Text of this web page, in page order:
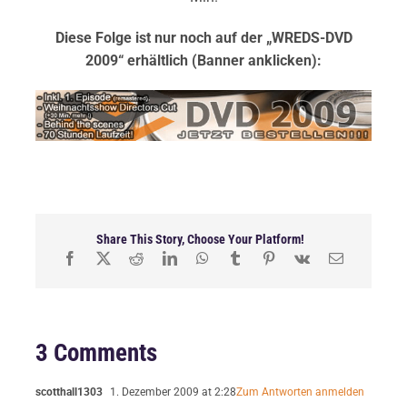
Diese Folge ist nur noch auf der „WREDS-DVD
2009“ erhältlich (Banner anklicken):
Share This Story, Choose Your Platform!
3 Comments
scotthall1303 1. Dezember 2009 at 2:28Zum Antworten anmelden